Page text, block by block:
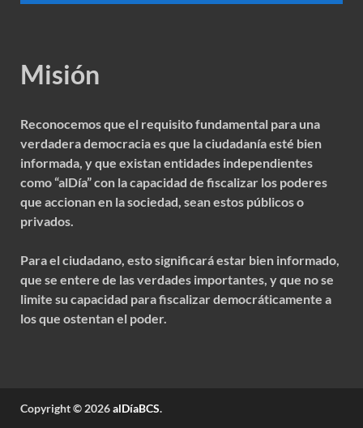
Misión
Reconocemos que el requisito fundamental para una
verdadera democracia es que la ciudadanía esté bien
informada, y que existan entidades independientes
como “alDía” con la capacidad de fiscalizar los poderes
que accionan en la sociedad, sean estos públicos o
privados.
Para el ciudadano, esto significará estar bien informado,
que se entere de las verdades importantes, y que no se
limite su capacidad para fiscalizar democráticamente a
los que ostentan el poder.
Copyright © 2026alDíaBCS.